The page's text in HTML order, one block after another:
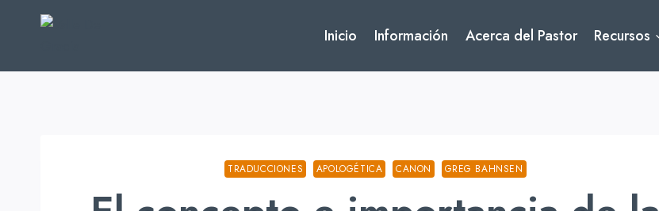
Inicio Información Acerca del Pastor Recursos
TRADUCCIONES APOLOGÉTICA CANON GREG BAHNSEN